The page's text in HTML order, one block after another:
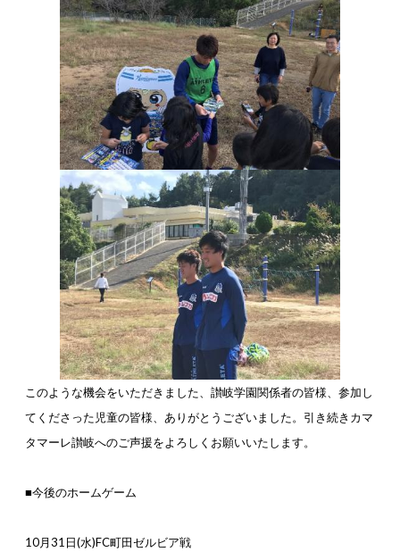
このような機会をいただきました、讃岐学園関係者の皆様、参加し
てくださった児童の皆様、ありがとうございました。 引き続きカマ
タマーレ讃岐へのご声援をよろしくお願いいたします。
■今後のホームゲーム
10月31 日(水)FC町田ゼルビア戦